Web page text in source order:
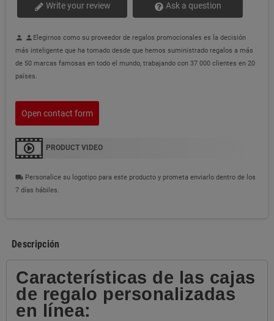
Write your review Ask a question
person personElegirnos como su proveedor de regalos promocionales es la decisión
más inteligente que ha tomado desde que hemos suministrado regalos a más
de 50 marcas famosas en todo el mundo, trabajando con 37 000 clientes en 20
países.
Open contact form
PRODUCT VIDEO
local_shipping Personalice su logotipo para este producto y prometa enviarlo dentro de los
7 días hábiles.
Descripción
Características de las cajas
de regalo personalizadas
en línea: